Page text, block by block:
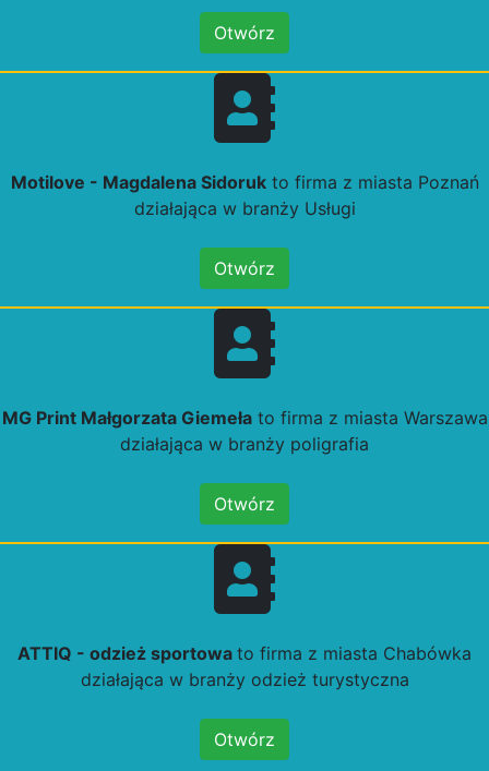
Otwórz
Motilove - Magdalena Sidorukto firma z miasta Poznań
działająca w branży Usługi
Otwórz
MG Print Małgorzata Giemełato firma z miasta Warszawa
działająca w branży poligrafia
Otwórz
ATTIQ - odzież sportowa to firma z miasta Chabówka
działająca w branży odzież turystyczna
Otwórz